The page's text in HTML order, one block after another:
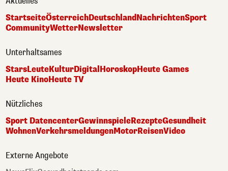
StartseiteÖsterreichDeutschlandNachrichtenSport
CommunityWetterNewsletter
Unterhaltsames
StarsLeuteKulturDigital HoroskopHeute Games
Heute KinoHeute TV
Nützliches
Sport DatencenterGewinnspieleRezepteGesundheit
WohnenVerkehrsmeldungenMotorReisenVideo
Externe Angebote